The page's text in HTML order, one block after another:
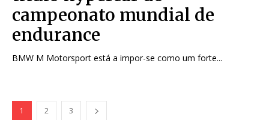
campeonato mundial de
endurance
BMW M Motorsport está a impor-se como um forte...
1 2 3